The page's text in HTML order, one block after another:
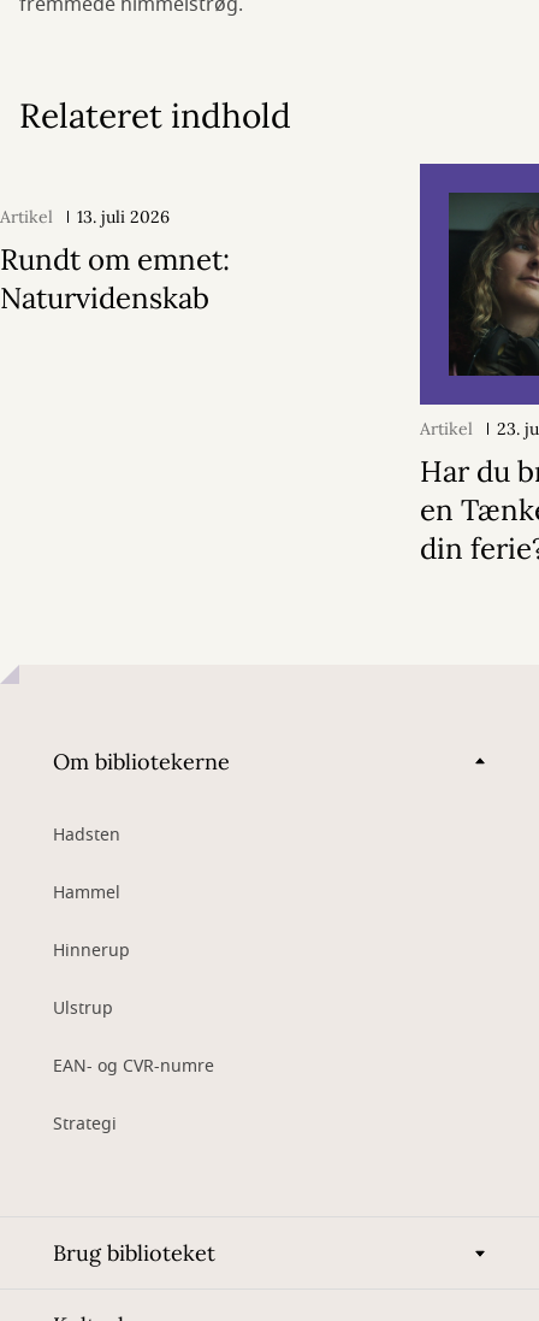
Relateret indhold
Artikel 13. juli 2026
Rundt om emnet:
Naturvidenskab
Artikel 23.
Har du
en
din
Om bibliotekerne
Hadsten
Hammel
Hinnerup
Ulstrup
EAN- og CVR-numre
Strategi
Brug biblioteket